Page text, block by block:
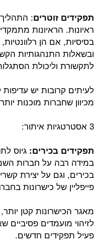
תפקידים זוטרים:
ראיונות. הראיונות
בסיסיות, אם הן
ובשאלות התנהגותיות
לתקשורת וליכולת
לעיתים קרובות יש עדיפות
מכיוון שחברות מוכנות
3 אסטרטגיות איתור:
תפקידים בכירים: גיוס
במידה רבה על חברות
בכירים, וגם על יצירת
פייפליין של כישרונות
מאגר הכישרונות קטן
לזיהוי מועמדים פסיביים
פעיל תפקידים חדשים.